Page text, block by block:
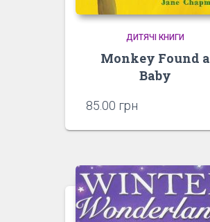
ДИТЯЧІ КНИГИ
Monkey Found a
Baby
85.00 грн